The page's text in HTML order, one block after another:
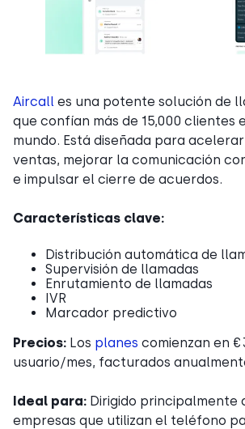
Aircall es una potente solución de
que confían más de 15,000 clientes
mundo. Está diseñada para
ventas, mejorar la comunicación
e impulsar el cierre de acuerdos.
Características clave:
Distribución automática de
Supervisión de llamadas
Enrutamiento de llamadas
IVR
Marcador predictivo
Precios: Los planes comienzan en
usuario/mes, facturados
Ideal para: Dirigido principalmente
empresas que utilizan el teléfono